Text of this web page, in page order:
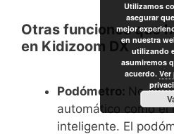
Otras funciones que
en Kidizoom DX
Podómetro: No es
automático como el
inteligente. El
Utilizamos
asegurar
mejor
en nuestra
utilizando
asumiremos
acuerdo. Ver